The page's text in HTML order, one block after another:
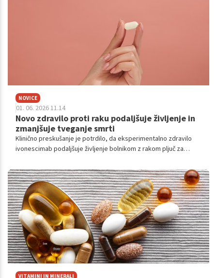
kakovostno in da zaradi bolezni ne pade vse breme na njihove
NOVICE
01. 06. 2026 11.14
Novo zdravilo proti raku podaljšuje življenje in
zmanjšuje tveganje smrti
Klinično preskušanje je potrdilo, da eksperimentalno zdravilo
ivonescimab podaljšuje življenje bolnikom z rakom pljuč za
VITAMINI IN MINERALI